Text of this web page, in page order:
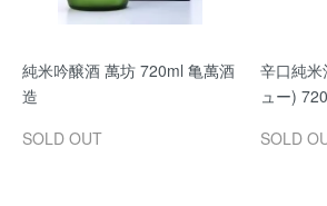
純米吟醸酒 萬坊 720ml 亀萬酒
造
SOLD OUT
辛口純
ュー)
SOLD